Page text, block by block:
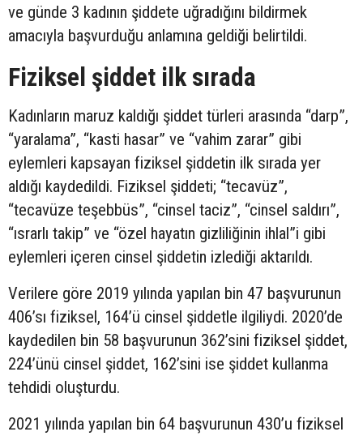
ve günde 3 kadının şiddete uğradığını bildirmek
amacıyla başvurduğu anlamına geldiği belirtildi.
Fiziksel şiddet ilk sırada
Kadınların maruz kaldığı şiddet türleri arasında “darp”,
“yaralama”, “kasti hasar” ve “vahim zarar” gibi
eylemleri kapsayan fiziksel şiddetin ilk sırada yer
aldığı kaydedildi. Fiziksel şiddeti; “tecavüz”,
“tecavüze teşebbüs”, “cinsel taciz”, “cinsel saldırı”,
“ısrarlı takip” ve “özel hayatın gizliliğinin ihlal”i gibi
eylemleri içeren cinsel şiddetin izlediği aktarıldı.
Verilere göre 2019 yılında yapılan bin 47 başvurunun
406’sı fiziksel, 164’ü cinsel şiddetle ilgiliydi. 2020’de
kaydedilen bin 58 başvurunun 362’sini fiziksel şiddet,
224’ünü cinsel şiddet, 162’sini ise şiddet kullanma
tehdidi oluşturdu.
2021 yılında yapılan bin 64 başvurunun 430’u fiziksel